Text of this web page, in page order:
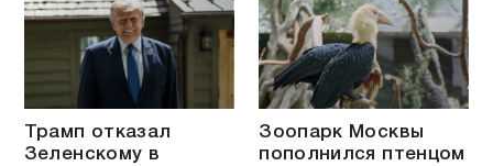
Трамп отказал
Зеленскому в
Зоопарк Москвы
пополнился птенцом